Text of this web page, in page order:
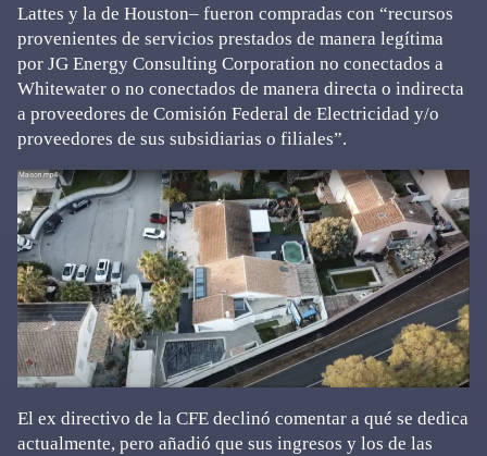
Lattes y la de Houston– fueron compradas con “recursos
provenientes de servicios prestados de manera legítima
por JG Energy Consulting Corporation no conectados a
Whitewater o no conectados de manera directa o indirecta
a proveedores de Comisión Federal de Electricidad y/o
proveedores de sus subsidiarias o filiales”.
El ex directivo de la CFE declinó comentar a qué se dedica
actualmente, pero añadió que sus ingresos y los de las